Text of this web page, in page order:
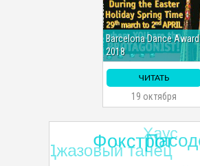
Barcelona Dance Award
2018
ЧИТАТЬ
19 октября